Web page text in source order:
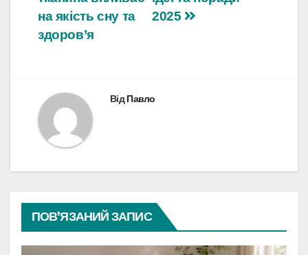
2025
на якість сну та
здоров’я
ВідПавло
ПОВ’ЯЗАНИЙ ЗАПИС